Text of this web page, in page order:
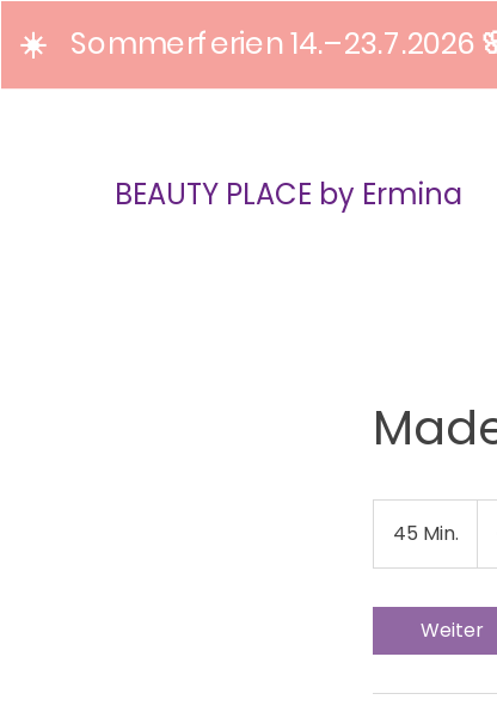
☀️ Sommerferien 14.–23.7.2026
BEAUTY PLACE by Ermina
45 Min.
5
i
n
Weiter